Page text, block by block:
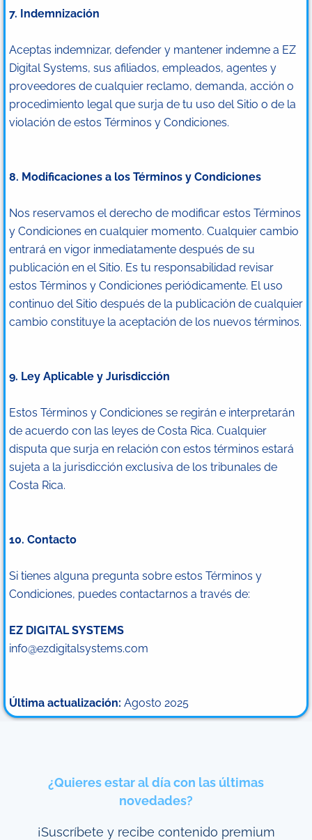
7. Indemnización
Aceptas indemnizar, defender y mantener indemne a EZ
Digital Systems, sus afiliados, empleados, agentes y
proveedores de cualquier reclamo, demanda, acción o
procedimiento legal que surja de tu uso del Sitio o de la
violación de estos Términos y Condiciones.
8. Modificaciones a los Términos y Condiciones
Nos reservamos el derecho de modificar estos Términos
y Condiciones en cualquier momento. Cualquier cambio
entrará en vigor inmediatamente después de su
publicación en el Sitio. Es tu responsabilidad revisar
estos Términos y Condiciones periódicamente. El uso
continuo del Sitio después de la publicación de cualquier
cambio constituye la aceptación de los nuevos términos.
9. Ley Aplicable y Jurisdicción
Estos Términos y Condiciones se regirán e interpretarán
de acuerdo con las leyes de Costa Rica. Cualquier
disputa que surja en relación con estos términos estará
sujeta a la jurisdicción exclusiva de los tribunales de
Costa Rica.
10. Contacto
Si tienes alguna pregunta sobre estos Términos y
Condiciones, puedes contactarnos a través de:
EZ DIGITAL SYSTEMS
info@ezdigitalsystems.com
Última actualización: Agosto 2025
¿Quieres estar al día con las últimas
novedades?
¡Suscríbete y recibe contenido premium